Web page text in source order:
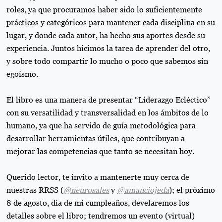
roles, ya que procuramos haber sido lo suficientemente
prácticos y categóricos para mantener cada disciplina en su
lugar, y donde cada autor, ha hecho sus aportes desde su
experiencia. Juntos hicimos la tarea de aprender del otro,
y sobre todo compartir lo mucho o poco que sabemos sin
egoísmo.
El libro es una manera de presentar “Liderazgo Ecléctico”
con su versatilidad y transversalidad en los ámbitos de lo
humano, ya que ha servido de guía metodológica para
desarrollar herramientas útiles, que contribuyan a
mejorar las competencias que tanto se necesitan hoy.
Querido lector, te invito a mantenerte muy cerca de
nuestras RRSS (@neurosalesy @amanciojeda); el próximo
8 de agosto, día de mi cumpleaños, develaremos los
detalles sobre el libro; tendremos un evento (virtual)